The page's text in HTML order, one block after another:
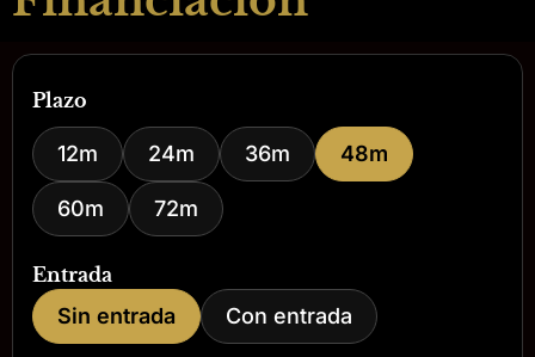
Plazo
12m 24m 36m 48m
60m 72m
Entrada
Sin entrada Con entrada